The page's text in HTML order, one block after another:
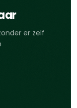
er zelf